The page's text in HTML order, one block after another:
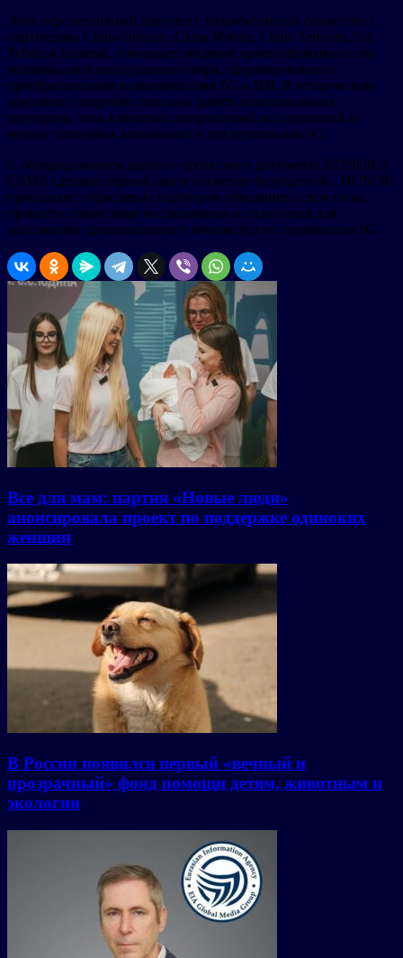
Этот перспективный документ, разработанный совместно с
партнерами China Unicom, China Mobile, China Telecom, Du,
Telstra и Inmarsat, описывает видение ориентированного на
человека интеллектуального мира, сформированного
преобразующими возможностями 6G и ИИ. В техническом
документе подробно описаны девять потенциальных
сценариев, пять ключевых направлений исследований и
четыре типичных возможности для терминалов 6G.
С обнародованием данного проектного документа HONOR и
GSMA сделали первый шаг в изучении будущего 6G. HONOR
приглашает отраслевых партнеров объединить свои силы,
провести совместные исследования и сплотиться для
достижения промышленного консенсуса по терминалам 6G.
Все для мам: партия «Новые люди»
анонсировала проект по поддержке одиноких
женщин
В России появился первый «вечный и
прозрачный» фонд помощи детям, животным и
экологии